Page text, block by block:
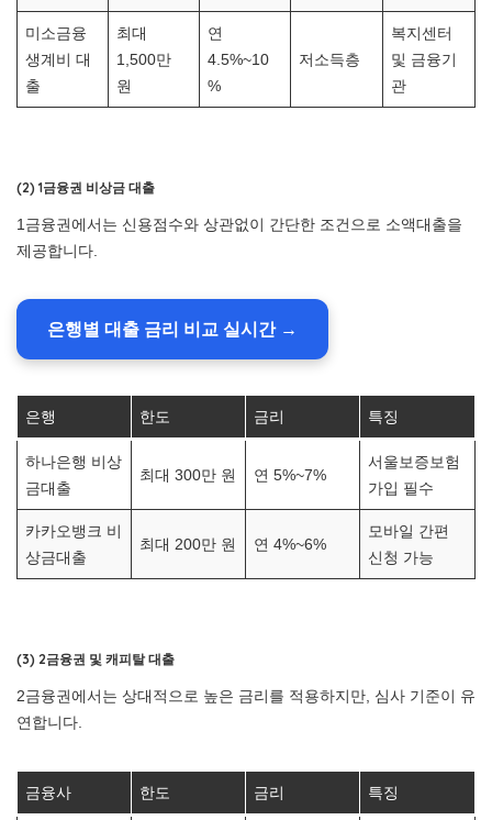
미소금융
생계비 대
출
최대
1,500만
원
연
4.5%~10
%
저소득층
복지센터
및 금융기
관
(2) 1금융권 비상금 대출
1금융권에서는 신용점수와 상관없이 간단한 조건으로 소액대출을
제공합니다.
은행별 대출 금리 비교 실시간 →
은행 한도 금리 특징
하나은행 비상
금대출
최대 300만 원 연 5%~7%
서울보증보험
가입 필수
카카오뱅크 비
상금대출
최대 200만 원 연 4%~6%
모바일 간편
신청 가능
(3) 2금융권 및 캐피탈 대출
2금융권에서는 상대적으로 높은 금리를 적용하지만, 심사 기준이 유
연합니다.
금융사 한도 금리 특징